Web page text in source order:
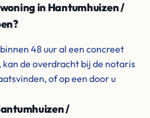
in Hantumhuizen /
48 uur al een concreet
de overdracht bij de notaris
of op een door u
/